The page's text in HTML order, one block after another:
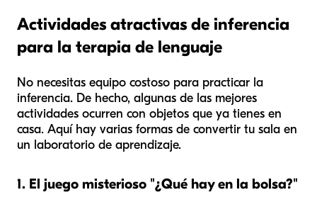
Actividades atractivas de inferencia
para la terapia de lenguaje
No necesitas equipo costoso para practicar la
inferencia. De hecho, algunas de las mejores
actividades ocurren con objetos que ya tienes en
casa. Aquí hay varias formas de convertir tu sala en
un laboratorio de aprendizaje.
1. El juego misterioso "¿Qué hay en la bolsa?"